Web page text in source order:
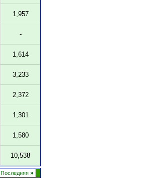
1,957
-
1,614
3,233
2,372
1,301
1,580
10,538
Последняя »